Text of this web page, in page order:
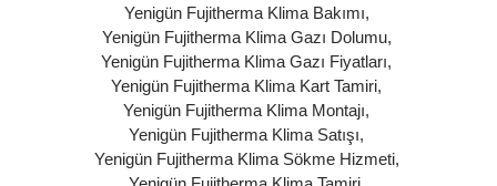
Yenigün Fujitherma Klima Bakımı,
Yenigün Fujitherma Klima Gazı Dolumu,
Yenigün Fujitherma Klima Gazı Fiyatları,
Yenigün Fujitherma Klima Kart Tamiri,
Yenigün Fujitherma Klima Montajı,
Yenigün Fujitherma Klima Satışı,
Yenigün Fujitherma Klima Sökme Hizmeti,